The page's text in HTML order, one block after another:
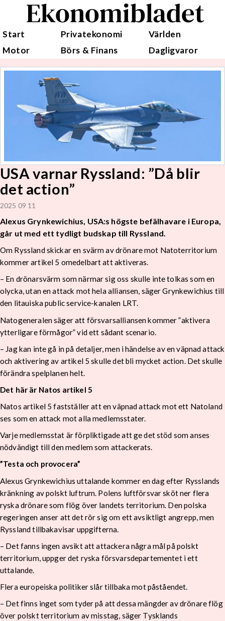
Ekonomibladet
Start Privatekonomi
Världen
Motor
Börs & Finans Dagligvaror
USA varnar Ryssland: ”Då blir
det action”
2025 09 11
Alexus Grynkewichius, USA:s högste befälhavare i Europa,
går ut med ett tydligt budskap till Ryssland.
Om Ryssland skickar en svärm av drönare mot Natoterritorium
kommer artikel 5 omedelbart att aktiveras.
– En drönarsvärm som närmar sig oss skulle inte tolkas som en
olycka, utan en attack mot hela alliansen, säger Grynkewichius till
den litauiska public service-kanalen LRT.
Natogeneralen säger att försvarsalliansen kommer ”aktivera
ytterligare förmågor” vid ett sådant scenario.
– Jag kan inte gå in på detaljer, men i händelse av en väpnad attack
och aktivering av artikel 5 skulle det bli mycket action. Det skulle
förändra spelplanen helt.
Det här är Natos artikel 5
Natos artikel 5 fastställer att en väpnad attack mot ett Natoland
ses som en attack mot alla medlemsstater.
Varje medlemsstat är förpliktigade att ge det stöd som anses
nödvändigt till den medlem som attackerats.
”Testa och provocera”
Alexus Grynkewichius uttalande kommer en dag efter Rysslands
kränkning av polskt luftrum. Polens luftförsvar sköt ner flera
ryska drönare som flög över landets territorium. Den polska
regeringen anser att det rör sig om ett avsiktligt angrepp, men
Ryssland tillbakavisar uppgifterna.
– Det fanns ingen avsikt att attackera några mål på polskt
territorium, uppger det ryska försvarsdepartementet i ett
uttalande.
Flera europeiska politiker slår tillbaka mot påståendet.
– Det finns inget som tyder på att dessa mängder av drönare flög
över polskt territorium av misstag, säger Tysklands